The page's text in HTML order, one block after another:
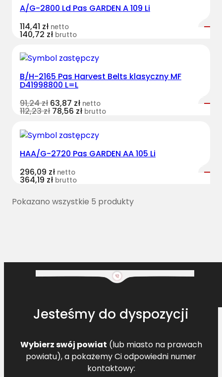
A/G-2800 Ld Pas GARDEN A 109 Li
114,41 zł netto
140,72 zł brutto
B/H-2165 Pas Harvest Belts klasyczny MF
D41998800 L=L
91,24zł 63,87 zł netto
112,23zł 78,56 zł brutto
HAA/G-2720 Pas GARDEN AA 105 Li
296,09 zł netto
364,19 zł brutto
Pokazano wszystkie 5 produkty
Jesteśmy do dyspozycji
Wybierz swój powiat (lub miasto na prawach
powiatu), a pokażemy Ci odpowiedni numer
kontaktowy: